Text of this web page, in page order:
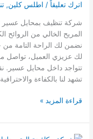
اترك تعليقاً / اطلس كلين,
شركة تنظيف بمحايل عسير
المريح الخالي من
نضمن لك الراحة التامة من
تتواجد داخل محايل عسير.
تشهد لنا بالكفاءة
شركة
بمحايل
عسير
قراءة المزيد »